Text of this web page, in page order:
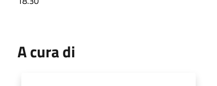
A cura di